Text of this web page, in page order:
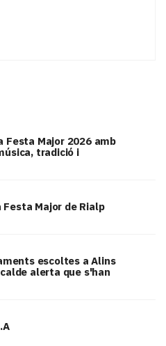
Festa Major 2026 amb
tradició i
Major de Rialp
escoltes a Alins
alerta que s'han